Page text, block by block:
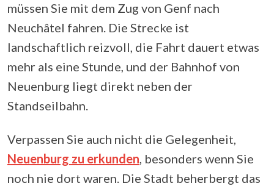
müssen Sie mit dem Zug von Genf nach
Neuchâtel fahren. Die Strecke ist
landschaftlich reizvoll, die Fahrt dauert etwas
mehr als eine Stunde, und der Bahnhof von
Neuenburg liegt direkt neben der
Standseilbahn.
Verpassen Sie auch nicht die Gelegenheit,
Neuenburg zu erkunden , besonders wenn Sie
noch nie dort waren. Die Stadt beherbergt das